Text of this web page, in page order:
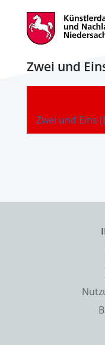
Zwei und
Zwei und Eins